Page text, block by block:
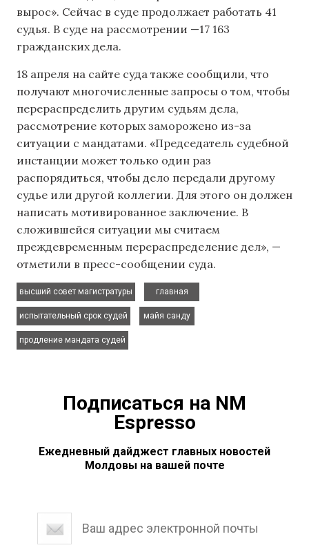
вырос». Сейчас в суде продолжает работать 41
судья. В суде на рассмотрении —17 163
гражданских дела.
18 апреля на сайте суда также сообщили, что
получают многочисленные запросы о том, чтобы
перераспределить другим судьям дела,
рассмотрение которых заморожено из-за
ситуации с мандатами. «Председатель судебной
инстанции может только один раз
распорядиться, чтобы дело передали другому
судье или другой коллегии. Для этого он должен
написать мотивированное заключение. В
сложившейся ситуации мы считаем
преждевременным перераспределение дел», —
отметили в пресс-сообщении суда.
высший совет магистратуры
главная
испытательный срок судей
майя санду
продление мандата судей
Подписаться на NM
Espresso
Ежедневный дайджест главных новостей
Молдовы на вашей почте